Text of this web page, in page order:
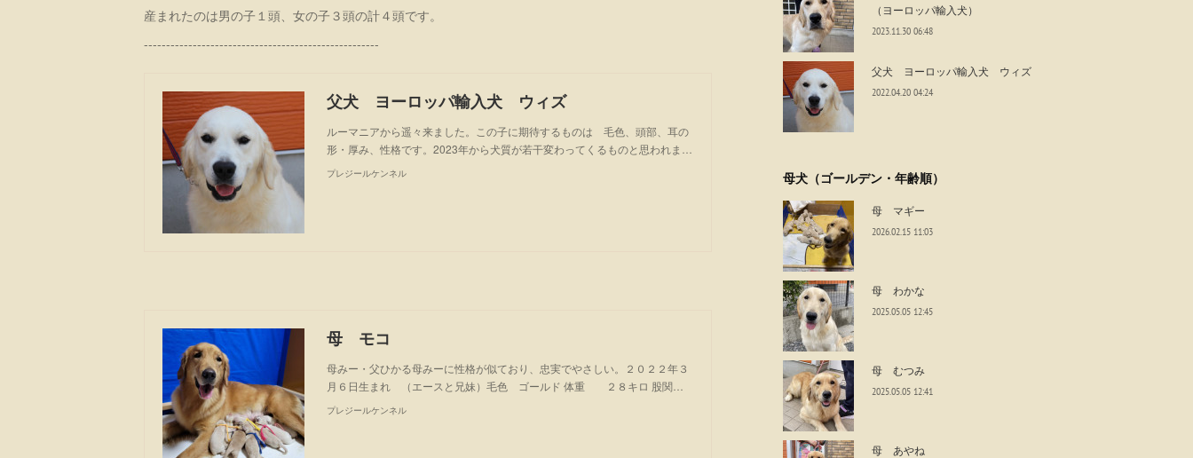
産まれたのは男の子１頭、女の子３頭の計４頭です。
-----------------------------------------------------
父犬 ヨーロッパ輸入犬 ウィズ
ルーマニアから遥々来ました。この子に期待するものは 毛色、頭部、耳の
形・厚み、性格です。2023年から犬質が若干変わってくるものと思われま…
プレジールケンネル
母 モコ
母みー・父ひかる母みーに性格が似ており、忠実でやさしい。２０２２年３
月６日生まれ （エースと兄妹）毛色 ゴールド 体重 ２８キロ 股関…
プレジールケンネル
（ヨーロッパ輸入犬）
2023.11.30 06:48
父犬 ヨーロッパ輸入犬 ウィズ
2022.04.20 04:24
母犬（ゴールデン・年齢順）
母 マギー
2026.02.15 11:03
母 わかな
2025.05.05 12:45
母 むつみ
2025.05.05 12:41
母 あやね